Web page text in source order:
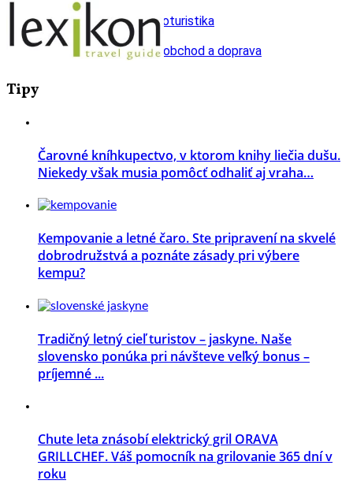
Šport a agroturistika
Školstvo
Ekonomika obchod a doprava
Tipy
Čarovné kníhkupectvo, v ktorom knihy liečia dušu.
Niekedy však musia pomôcť odhaliť aj vraha…
Kempovanie a letné čaro. Ste pripravení na skvelé
dobrodružstvá a poznáte zásady pri výbere
kempu?
Tradičný letný cieľ turistov – jaskyne. Naše
slovensko ponúka pri návšteve veľký bonus –
príjemné ...
Chute leta znásobí elektrický gril ORAVA
GRILLCHEF. Váš pomocník na grilovanie 365 dní v
roku